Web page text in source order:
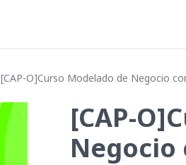
[CAP-O]Curso Modelado de Negocio
[CAP-
Negocio